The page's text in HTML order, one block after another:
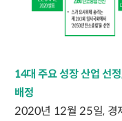
14대 주요 성장 산업 선
배정
2020년 12월 25일, 경